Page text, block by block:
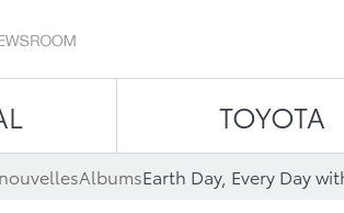
TOYOTA
AlbumsEarth Day, Every Day